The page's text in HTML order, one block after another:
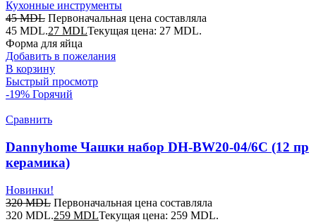
Кухонные инструменты
45MDL Первоначальная цена составляла
45 MDL.27 MDLТекущая цена: 27 MDL.
Форма для яйца
Добавить в пожелания
В корзину
Быстрый просмотр
-19% Горячий
Сравнить
Dannyhome Чашки набор DH-BW20-04/6C (12 пр
керамика)
Новинки!
320MDL Первоначальная цена составляла
320 MDL.259 MDLТекущая цена: 259 MDL.